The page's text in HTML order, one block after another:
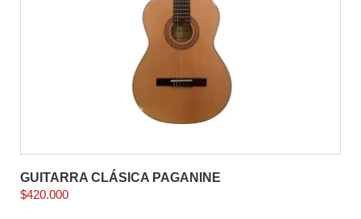
GUITARRA CLÁSICA PAGANINE
$420.000